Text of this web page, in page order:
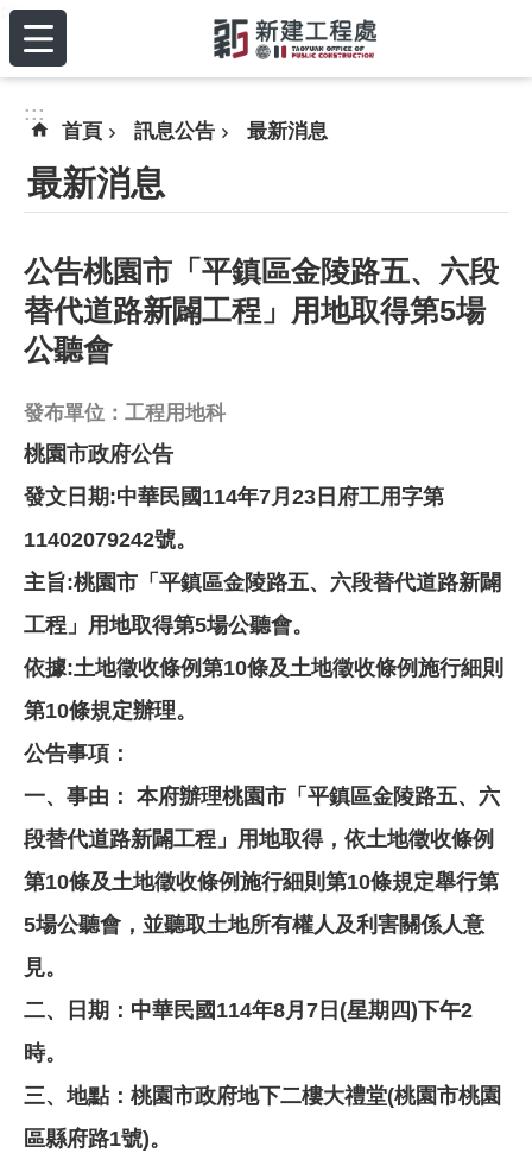
跳到主要內容區塊
:::
:::
首頁 訊息公告 最新消息
最新消息
公告桃園市「平鎮區金陵路五、六段
替代道路新闢工程」用地取得第5場
公聽會
發布單位：工程用地科
桃園市政府公告
發文日期:中華民國114年7月23日府工用字第
11402079242號。
主旨:桃園市「平鎮區金陵路五、六段替代道路新闢
工程」用地取得第5場公聽會。
依據:土地徵收條例第10條及土地徵收條例施行細則
第10條規定辦理。
公告事項：
一、事由： 本府辦理桃園市「平鎮區金陵路五、六
段替代道路新闢工程」用地取得，依土地徵收條例
第10條及土地徵收條例施行細則第10條規定舉行第
5場公聽會，並聽取土地所有權人及利害關係人意
見。
二、日期：中華民國114年8月7日(星期四)下午2
時。
三、地點：桃園市政府地下二樓大禮堂(桃園市桃園
區縣府路1號)。